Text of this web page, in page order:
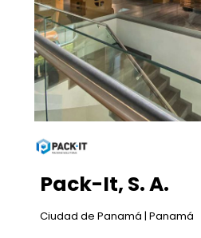
Pack-It, S. A.
Ciudad de Panamá | Panamá